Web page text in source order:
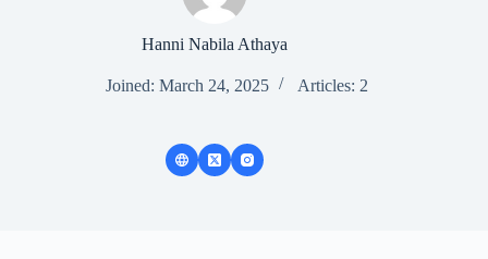
Hanni Nabila Athaya
Joined: March 24, 2025 Articles: 2